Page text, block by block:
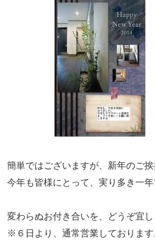
簡単ではございますが、新年のご挨
今年も皆様にとって、実り多き一年
変わらぬお付き合いを、どうぞ宜し
※６日より、通常営業しております